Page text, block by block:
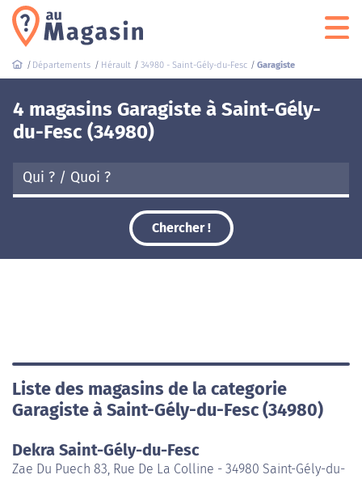
Départements Hérault 34980 - Saint-Gély-du-Fesc Garagiste
4 magasins Garagiste à Saint-Gély-
du-Fesc (34980)
Chercher !
Liste des magasins de la categorie
Garagiste à Saint-Gély-du-Fesc (34980)
Dekra Saint-Gély-du-Fesc
Zae Du Puech 83, Rue De La Colline - 34980 Saint-Gély-du-